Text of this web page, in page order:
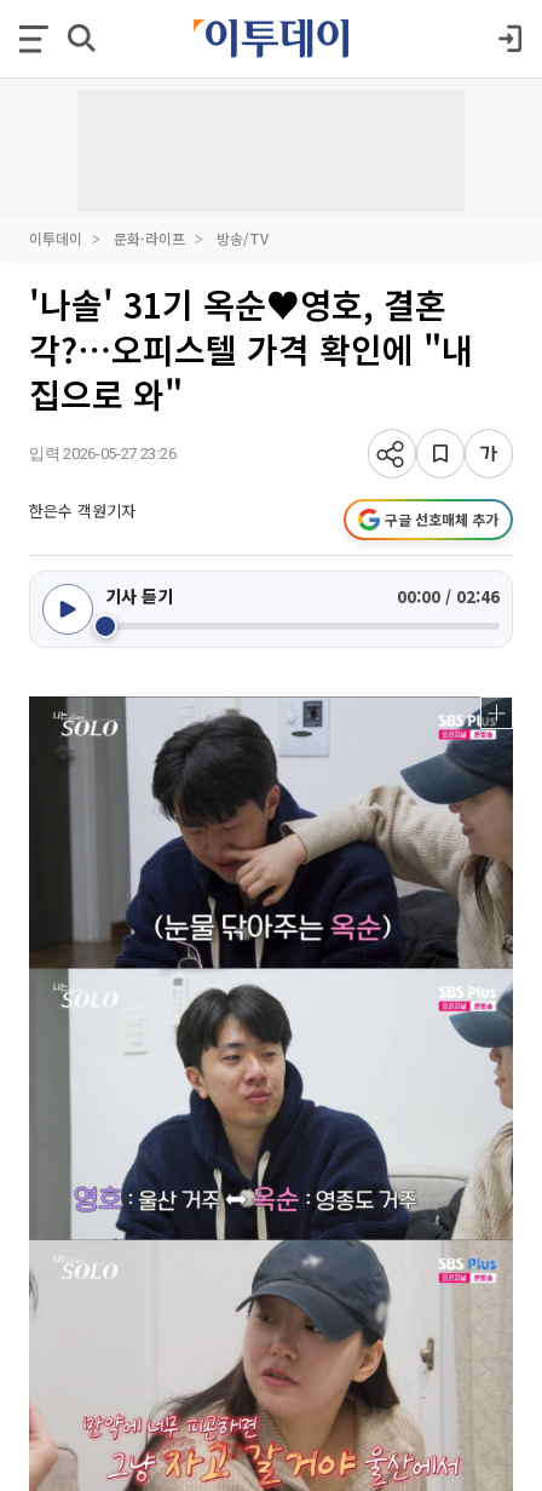
이투데이 문화·라이프 방송/TV
'나솔' 31기 옥순♥영호, 결혼
각?⋯오피스텔 가격 확인에 "내
집으로 와"
입력 2026-05-27 23:26
한은수 객원기자 구글 선호매체 추가
기사 듣기 00:00 / 02:46